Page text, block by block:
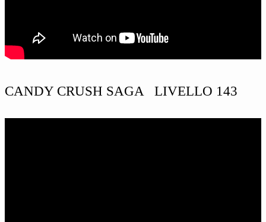
CANDY CRUSH SAGA LIVELLO 143